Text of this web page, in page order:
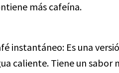
más cafeína.
instantáneo: Es una
caliente. Tiene un sabor